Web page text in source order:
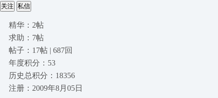
关注 私信
精华：2帖
求助：7帖
帖子：17帖 | 687回
年度积分：53
历史总积分：18356
注册：2009年8月05日